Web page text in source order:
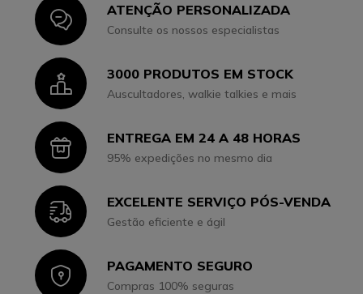
IconATENÇÃO PERSONALIZADA
Consulte os nossos especialistas
Icon3000 PRODUTOS EM STOCK
Auscultadores, walkie talkies e mais
IconENTREGA EM 24 A 48 HORAS
95% expedições no mesmo dia
IconEXCELENTE SERVIÇO PÓS-VENDA
Gestão eficiente e ágil
IconPAGAMENTO SEGURO
Compras 100% seguras